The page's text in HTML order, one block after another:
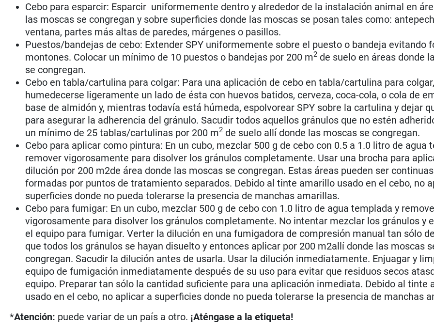
Cebo para esparcir: Esparcir uniformemente dentro y alrededor de la instalación animal en
las moscas se congregan y sobre superficies donde las moscas se posan tales como:
ventana, partes más altas de paredes, márgenes o pasillos.
Puestos/bandejas de cebo: Extender SPY uniformemente sobre el puesto o bandeja evitando
montones. Colocar un mínimo de 10 puestos o bandejas por 200 m2 de suelo en áreas donde
se congregan.
Cebo en tabla/cartulina para colgar: Para una aplicación de cebo en tabla/cartulina para
humedecerse ligeramente un lado de ésta con huevos batidos, cerveza, coca-cola, o cola de
base de almidón y, mientras todavía está húmeda, espolvorear SPY sobre la cartulina y dejar
para asegurar la adherencia del gránulo. Sacudir todos aquellos gránulos que no estén
un mínimo de 25 tablas/cartulinas por 200 m2 de suelo allí donde las moscas se congregan.
Cebo para aplicar como pintura: En un cubo, mezclar 500 g de cebo con 0.5 a 1.0 litro de agua
remover vigorosamente para disolver los gránulos completamente. Usar una brocha para
dilución por 200 m2de área donde las moscas se congregan. Estas áreas pueden ser
formadas por puntos de tratamiento separados. Debido al tinte amarillo usado en el cebo, no
superficies donde no pueda tolerarse la presencia de manchas amarillas.
Cebo para fumigar: En un cubo, mezclar 500 g de cebo con 1.0 litro de agua templada y
vigorosamente para disolver los gránulos completamente. No intentar mezclar los gránulos y
el equipo para fumigar. Verter la dilución en una fumigadora de compresión manual tan sólo
que todos los gránulos se hayan disuelto y entonces aplicar por 200 m2allí donde las moscas
congregan. Sacudir la dilución antes de usarla. Usar la dilución inmediatamente. Enjuagar y
equipo de fumigación inmediatamente después de su uso para evitar que residuos secos
equipo. Preparar tan sólo la cantidad suficiente para una aplicación inmediata. Debido al tinte
usado en el cebo, no aplicar a superficies donde no pueda tolerarse la presencia de manchas
*Atención: puede variar de un país a otro. ¡Aténgase a la etiqueta!